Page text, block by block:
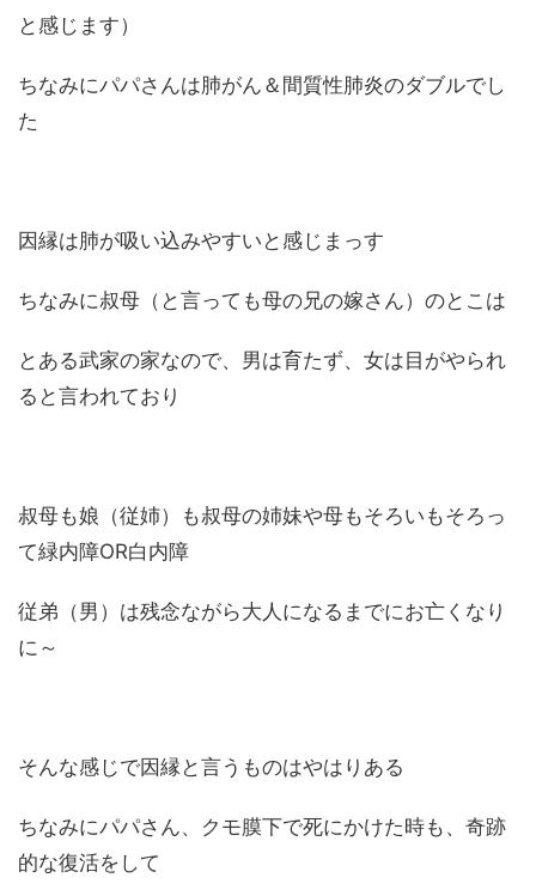
と感じます）
ちなみにパパさんは肺がん＆間質性肺炎のダブルでし
た
因縁は肺が吸い込みやすいと感じまっす
ちなみに叔母（と言っても母の兄の嫁さん）のとこは
とある武家の家なので、男は育たず、女は目がやられ
ると言われており
叔母も娘（従姉）も叔母の姉妹や母もそろいもそろっ
て緑内障OR白内障
従弟（男）は残念ながら大人になるまでにお亡くなり
に～
そんな感じで因縁と言うものはやはりある
ちなみにパパさん、クモ膜下で死にかけた時も、奇跡
的な復活をして